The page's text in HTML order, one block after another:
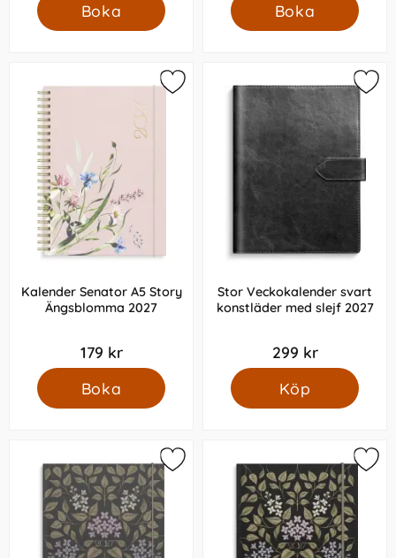
Boka
Boka
Kalender Senator A5 Story
Ängsblomma 2027
179 kr
Boka
Stor Veckokalender svart
konstläder med slejf 2027
299 kr
Köp